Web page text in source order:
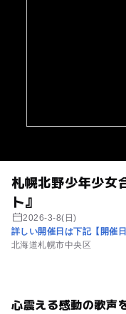
札幌北野少年少女
ト』
2026-3-8(日)
詳しい開催日は下記【開催
北海道札幌市中央区
心震える感動の歌声